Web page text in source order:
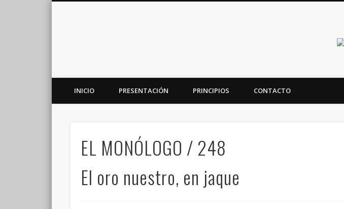
INICIO PRESENTACIÓN PRINCIPIOS CONTACTO
EL MONÓLOGO / 248
El oro nuestro, en jaque